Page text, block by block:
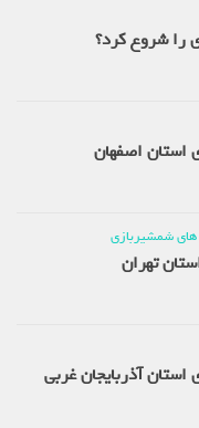
را شروع کرد؟
استان اصفهان
شمشیربازی
تهران
آذربایجان غربی